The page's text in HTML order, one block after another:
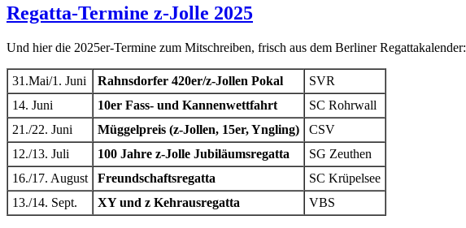
Regatta-Termine z-Jolle 2025
Und hier die 2025er-Termine zum Mitschreiben, frisch aus dem Berliner Regattakalender:
31.Mai/1. Juni Rahnsdorfer 420er/z-Jollen Pokal
SVR
14. Juni
10er Fass- und Kannenwettfahrt
SC Rohrwall
21./22. Juni
Müggelpreis (z-Jollen, 15er, Yngling)
CSV
12./13. Juli
100 Jahre z-Jolle Jubiläumsregatta
SG Zeuthen
16./17. August
Freundschaftsregatta
SC Krüpelsee
13./14. Sept.
XY und z Kehrausregatta VBS